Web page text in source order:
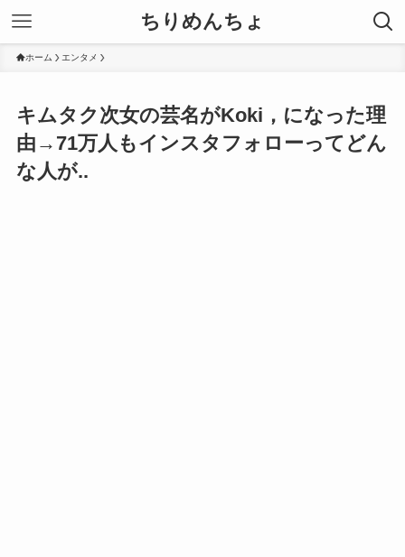
ちりめんちょ
ホーム エンタメ
キムタク次女の芸名がKoki，になった理
由→71万人もインスタフォローってどん
な人が..